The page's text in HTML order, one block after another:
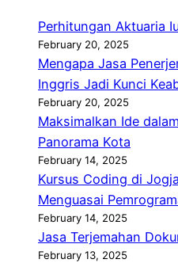
Perhitungan Aktuaria
February 20, 2025
Mengapa Jasa
Inggris Jadi Kunci
February 20, 2025
Maksimalkan Ide
Panorama Kota
February 14, 2025
Kursus Coding di
Menguasai
February 14, 2025
Jasa Terjemahan
February 13, 2025